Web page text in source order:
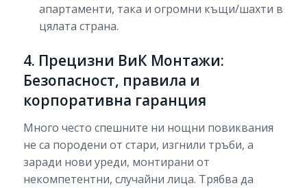
апартаменти, така и огромни къщи/шахти в
цялата страна.
4. Прецизни ВиК Монтажи:
Безопасност, правила и
корпоративна гаранция
Много често спешните ни нощни повиквания
не са породени от стари, изгнили тръби, а
заради нови уреди, монтирани от
некомпетентни, случайни лица. Трябва да